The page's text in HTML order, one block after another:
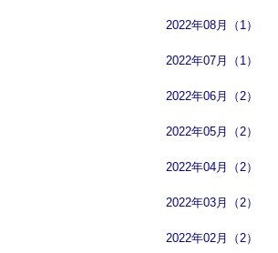
2022年08月（1）
2022年07月（1）
2022年06月（2）
2022年05月（2）
2022年04月（2）
2022年03月（2）
2022年02月（2）